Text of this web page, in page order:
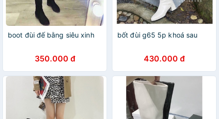
boot đùi đế bằng siêu xinh
350.000 đ
bốt đùi g65 5p khoá sau
430.000 đ